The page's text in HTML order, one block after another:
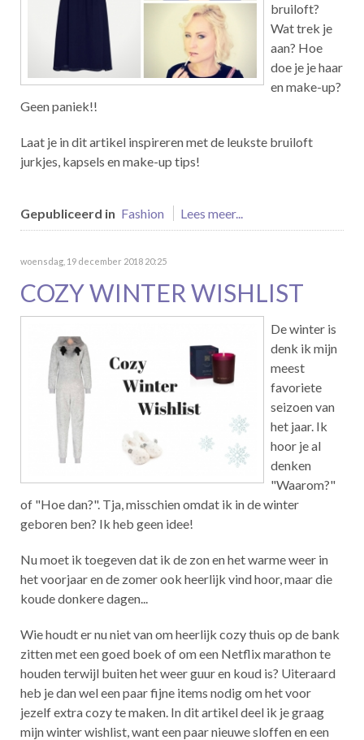
bruiloft?
Wat trek je
aan? Hoe
doe je je haar
en make-up?
Geen paniek!!
Laat je in dit artikel inspireren met de leukste bruiloft
jurkjes, kapsels en make-up tips!
Gepubliceerd in Fashion Lees meer...
woensdag, 19 december 2018 20:25
COZY WINTER WISHLIST
De winter is
denk ik mijn
meest
favoriete
seizoen van
het jaar. Ik
hoor je al
denken
"Waarom?"
of "Hoe dan?". Tja, misschien omdat ik in de winter
geboren ben? Ik heb geen idee!
Nu moet ik toegeven dat ik de zon en het warme weer in
het voorjaar en de zomer ook heerlijk vind hoor, maar die
koude donkere dagen...
Wie houdt er nu niet van om heerlijk cozy thuis op de bank
zitten met een goed boek of om een Netflix marathon te
houden terwijl buiten het weer guur en koud is? Uiteraard
heb je dan wel een paar fijne items nodig om het voor
jezelf extra cozy te maken. In dit artikel deel ik je graag
mijn winter wishlist, want een paar nieuwe sloffen en een